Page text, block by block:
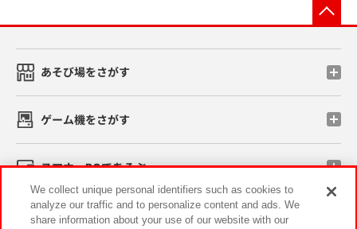
あそび場をさがす
ゲーム機をさがす
スマホ・PCであそぶ
イベント・キャンペーン
We collect unique personal identifiers such as cookies to
analyze our traffic and to personalize content and ads. We
share information about your use of our website with our